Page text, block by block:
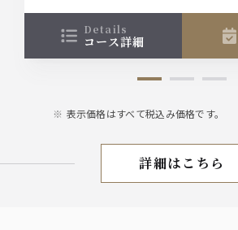
details
コース詳細
表示価格はすべて税込み価格です。
【コース】
詳細はこちら